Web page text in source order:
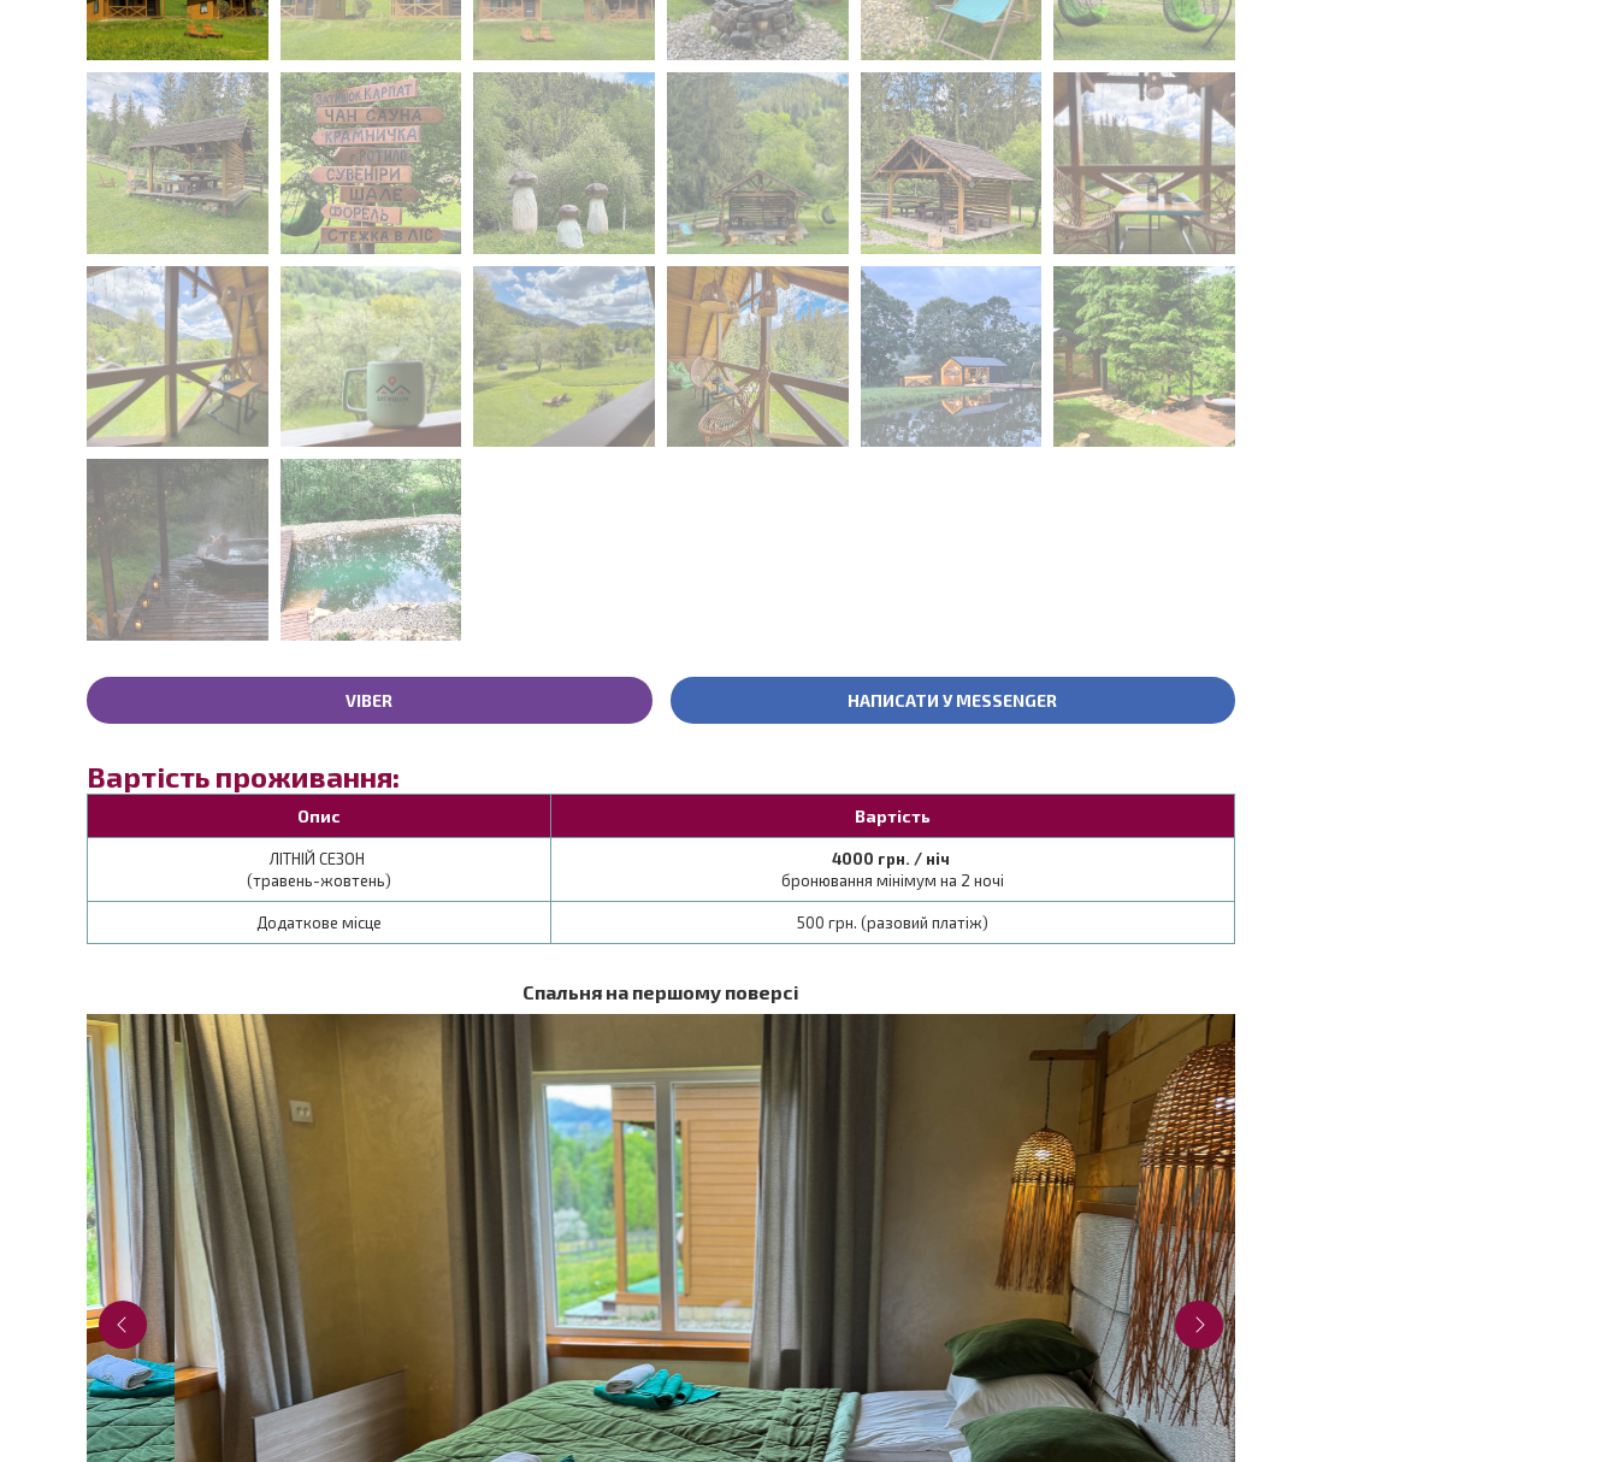
VIBER НАПИСАТИ У MESSENGER
Вартість проживання:
Опис Вартість
ЛІТНІЙ СЕЗОН
(травень-жовтень)
4000 грн. / ніч
бронювання мінімум на 2 ночі
Додаткове місце 500 грн. (разовий платіж)
Спальня на першому поверсі